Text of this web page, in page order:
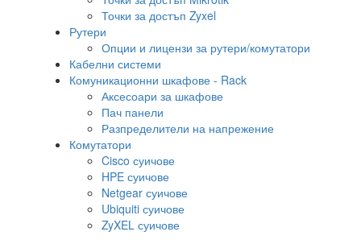
Точки за достъп Zyxel
Рутери
Опции и лицензи за рутери/комутатори
Кабелни системи
Комуникационни шкафове - Rack
Аксесоари за шкафове
Пач панели
Разпределители на напрежение
Комутатори
Cisco суичове
HPE суичове
Netgear суичове
Ubiquiti суичове
ZyXEL суичове